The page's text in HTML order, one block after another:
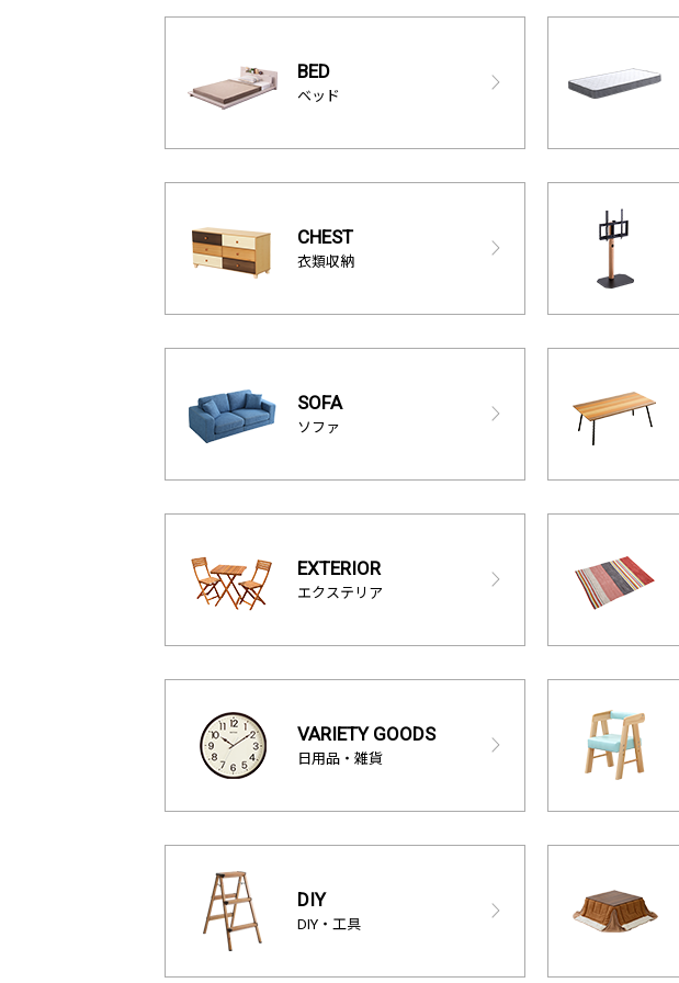
BED
ベッド
CHEST
衣類収納
SOFA
ソファ
EXTERIOR
エクステリア
VARIETY GOODS
日用品・雑貨
DIY
DIY・工具